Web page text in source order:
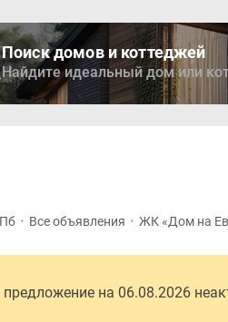
Поиск домов и коттеджей
Найдите идеальный дом или
• Все объявления • ЖК «Дом на
на 06.08.2026